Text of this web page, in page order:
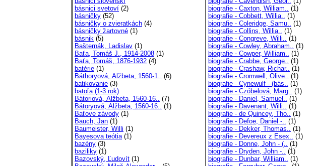
básnici svetoví (2)
básničky (52)
básničky o zvieratkách (4)
básničky žartovné (1)
básnik (5)
Bašternák, Ladislav (1)
Baťa, Tomáš J., 1914-2008 (1)
Baťa, Tomáš, 1876-1932 (4)
batérie (1)
Báthoryová, Alžbeta, 1560-1.. (6)
batikovanie (3)
batoľa (1-3 rok)
Bátoriová, Alžbeta, 1560-16.. (7)
Bátoryová, Alžbeta, 1560-16.. (1)
Baťove závody (1)
Bauch, Jan (1)
Baumeister, Willi (1)
Bayesova teótia(1)
bazény (3)
baziliky (1)
Bazovský, Ľudovít (1)
biografie - Caxton, William.. (1)
biografie - Cobbett, Willia.. (1)
biografie - Coleridge, Samu.. (1)
biografie - Collins, Willia.. (1)
biografie - Congreve, Willi.. (1)
biografie - Cowley, Abraham.. (1)
biografie - Cowper, William.. (1)
biografie - Crabbe, George.. (1)
biografie - Crashaw, Richar.. (1)
biografie - Cromwell, Olive.. (1)
biografie - Cynewulf - (bás.. (1)
biografie - Czóbelová, Marg.. (1)
biografie - Daniel, Samuel.. (1)
biografie - Davenant, Willi.. (1)
biografie - de Quincey, Tho.. (1)
biografie - Defoe, Daniel -.. (1)
biografie - Dekker, Thomas.. (1)
biografie - Devereux z Esex.. (1)
biografie - Donne, John - (.. (1)
biografie - Dryden, John -.. (1)
biografie - Dunbar, William.. (1)